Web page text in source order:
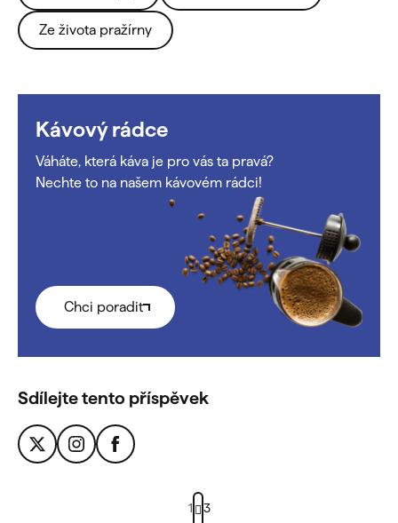
Ze života pražírny
Kávový rádce
Váháte, která káva je pro vás ta pravá?
Nechte to na našem kávovém rádci!
Chci poradit
Sdílejte tento příspěvek
S
1 3